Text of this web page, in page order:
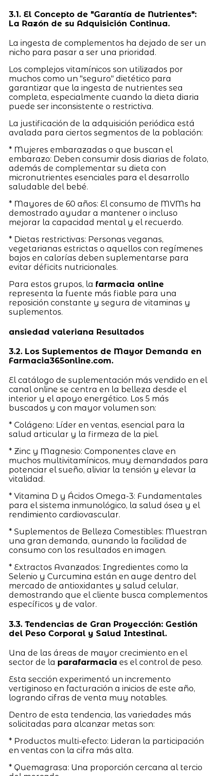
3.1. El Concepto de "Garantía de Nutrientes":
La Razón de su Adquisición Continua.
La ingesta de complementos ha dejado de ser un
nicho para pasar a ser una prioridad.
Los complejos vitamínicos son utilizados por
muchos como un "seguro" dietético para
garantizar que la ingesta de nutrientes sea
completa, especialmente cuando la dieta diaria
puede ser inconsistente o restrictiva.
La justificación de la adquisición periódica está
avalada para ciertos segmentos de la población:
* Mujeres embarazadas o que buscan el
embarazo: Deben consumir dosis diarias de folato,
además de complementar su dieta con
micronutrientes esenciales para el desarrollo
saludable del bebé.
* Mayores de 60 años: El consumo de MVMs ha
demostrado ayudar a mantener o incluso
mejorar la capacidad mental y el recuerdo.
* Dietas restrictivas: Personas veganas,
vegetarianas estrictas o aquellos con regímenes
bajos en calorías deben suplementarse para
evitar déficits nutricionales.
Para estos grupos, la farmacia online
representa la fuente más fiable para una
reposición constante y segura de vitaminas y
suplementos.
ansiedad valeriana Resultados
3.2. Los Suplementos de Mayor Demanda en
Farmacia365online.com.
El catálogo de suplementación más vendido en el
canal online se centra en la belleza desde el
interior y el apoyo energético. Los 5 más
buscados y con mayor volumen son:
* Colágeno: Líder en ventas, esencial para la
salud articular y la firmeza de la piel.
* Zinc y Magnesio: Componentes clave en
muchos multivitamínicos, muy demandados para
potenciar el sueño, aliviar la tensión y elevar la
vitalidad.
* Vitamina D y Ácidos Omega-3: Fundamentales
para el sistema inmunológico, la salud ósea y el
rendimiento cardiovascular.
* Suplementos de Belleza Comestibles: Muestran
una gran demanda, aunando la facilidad de
consumo con los resultados en imagen.
* Extractos Avanzados: Ingredientes como la
Selenio y Curcumina están en auge dentro del
mercado de antioxidantes y salud celular,
demostrando que el cliente busca complementos
específicos y de valor.
3.3. Tendencias de Gran Proyección: Gestión
del Peso Corporal y Salud Intestinal.
Una de las áreas de mayor crecimiento en el
sector de la parafarmacia es el control de peso.
Esta sección experimentó un incremento
vertiginoso en facturación a inicios de este año,
logrando cifras de venta muy notables.
Dentro de esta tendencia, las variedades más
solicitadas para alcanzar metas son:
* Productos multi-efecto: Lideran la participación
en ventas con la cifra más alta.
* Quemagrasa: Una proporción cercana al tercio